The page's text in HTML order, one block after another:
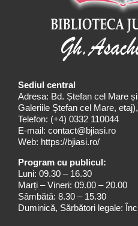
Sediul central
Adresa: Bd. Ștefan cel Mare
Galeriile Ștefan cel Mare,
Telefon: (+4) 0332 110044
E-mail: contact@bjiasi.ro
Web: https://bjiasi.ro/
Program cu publicul:
Luni: 09.30 – 16.30
Marți – Vineri: 09.00 – 20.00
Sâmbătă: 8.30 – 15.30
Duminică, Sărbători legale: